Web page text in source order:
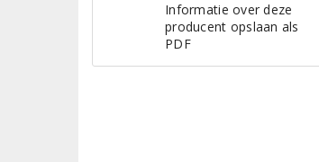
Informatie over deze
producent opslaan als
PDF